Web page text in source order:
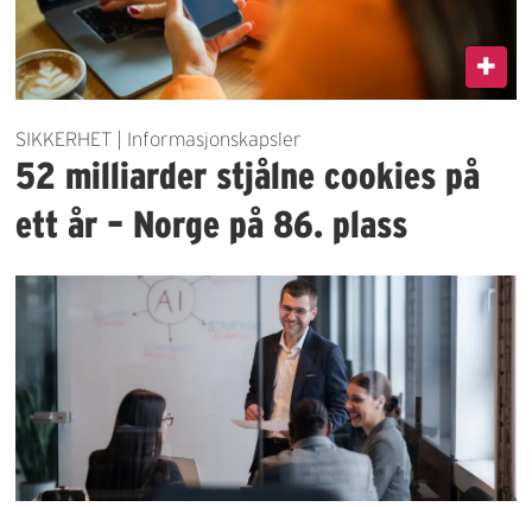
SIKKERHET | Informasjonskapsler
52 milliarder stjålne cookies på
ett år – Norge på 86. plass